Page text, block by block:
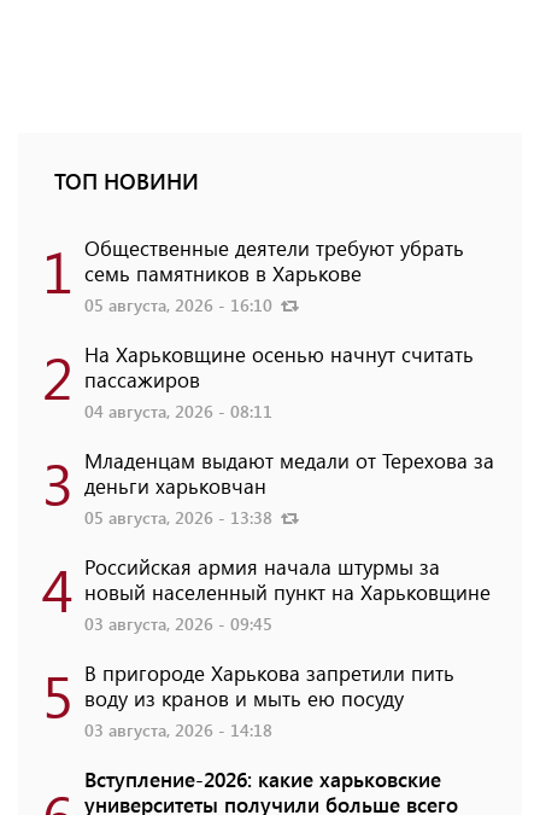
ТОП НОВИНИ
1 Общественные деятели требуют убрать
семь памятников в Харькове
05 августа, 2026 - 16:10
2 На Харьковщине осенью начнут считать
пассажиров
04 августа, 2026 - 08:11
3 Младенцам выдают медали от Терехова за
деньги харьковчан
05 августа, 2026 - 13:38
4 Российская армия начала штурмы за
новый населенный пункт на Харьковщине
03 августа, 2026 - 09:45
5 В пригороде Харькова запретили пить
воду из кранов и мыть ею посуду
03 августа, 2026 - 14:18
Вступление-2026: какие харьковские
университеты получили больше всего